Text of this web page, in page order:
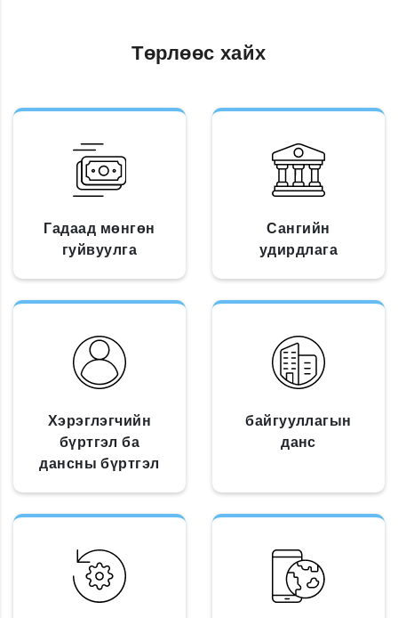
Төрлөөс хайх
Гадаад мөнгөн
гуйвуулга
Сангийн
удирдлага
Хэрэглэгчийн
бүртгэл ба
дансны бүртгэл
байгууллагын
данс